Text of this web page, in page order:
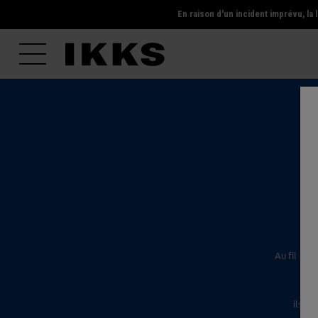
En raison d'un incident imprévu,
Au fil des
ils